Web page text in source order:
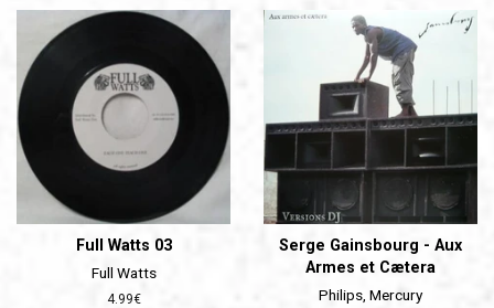
Full Watts 03
Full Watts
Prix
4.99€
Serge Gainsbourg - Aux
Armes et Cætera
Philips, Mercury